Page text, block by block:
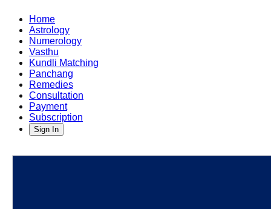
Home
Astrology
Numerology
Vasthu
Kundli Matching
Panchang
Remedies
Consultation
Payment
Subscription
Sign In